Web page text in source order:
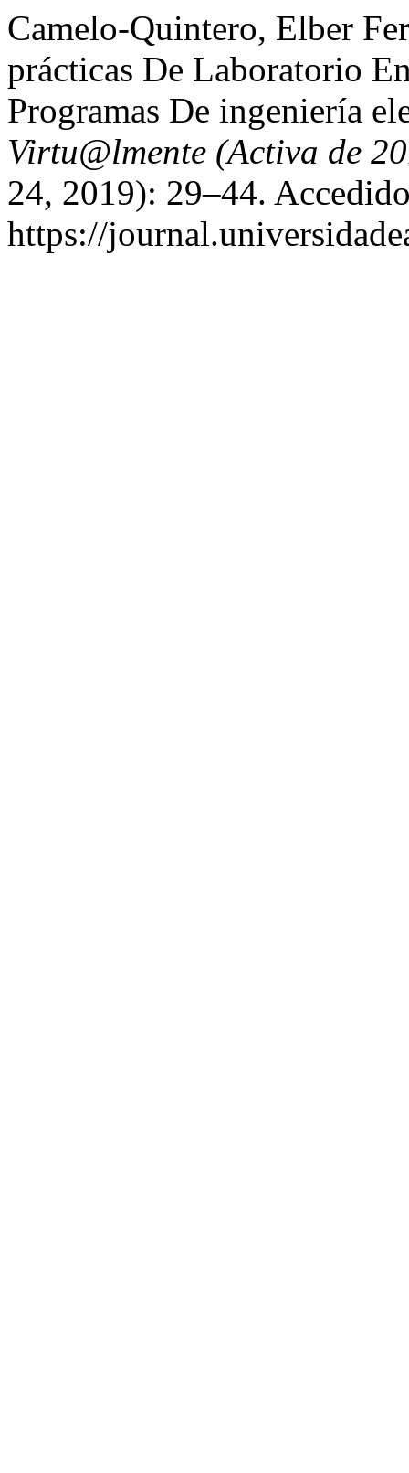
Camelo-Quintero, Elber
prácticas De Laboratorio
Programas De ingeniería
Virtu@lmente (Activa de
24, 2019): 29–44.
https://